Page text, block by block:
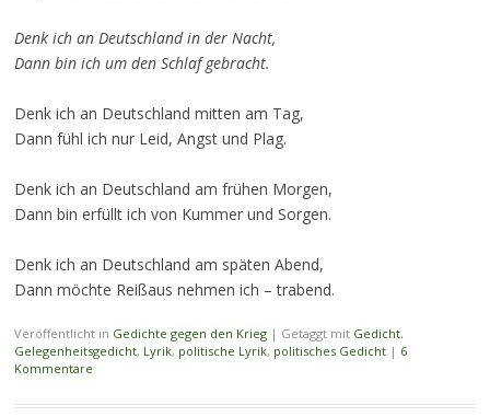
Denk ich an Deutschland in der Nacht,
Dann bin ich um den Schlaf gebracht.
Denk ich an Deutschland mitten am Tag,
Dann fühl ich nur Leid, Angst und Plag.
Denk ich an Deutschland am frühen Morgen,
Dann bin erfüllt ich von Kummer und Sorgen.
Denk ich an Deutschland am späten Abend,
Dann möchte Reißaus nehmen ich – trabend.
Veröffentlicht in Gedichte gegen den Krieg | Getaggt mit Gedicht,
Gelegenheitsgedicht, Lyrik, politische Lyrik, politisches Gedicht | 6
Kommentare